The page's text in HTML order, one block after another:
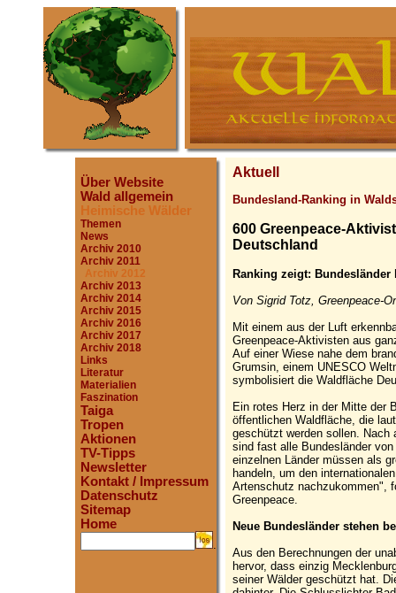
Über Website
Wald allgemein
Heimische Wälder
Themen
News
Archiv 2010
Archiv 2011
Archiv 2012
Archiv 2013
Archiv 2014
Archiv 2015
Archiv 2016
Archiv 2017
Archiv 2018
Links
Literatur
Materialien
Faszination
Taiga
Tropen
Aktionen
TV-Tipps
Newsletter
Kontakt / Impressum
Datenschutz
Sitemap
Home
.
Aktuell
Bundesland-Ranking in
600 Greenpeace-
Deutschland
Ranking zeigt: Bundesländer
Von Sigrid Totz, Greenpeace-
Mit einem aus der Luft
Greenpeace-Aktivisten aus
Auf einer Wiese nahe dem
Grumsin, einem UNESCO
symbolisiert die Waldfläche
Ein rotes Herz in der Mitte der
öffentlichen Waldfläche, die
geschützt werden sollen. Nach
sind fast alle Bundesländer
einzelnen Länder müssen als
handeln, um den
Artenschutz nachzukommen",
Greenpeace.
Neue Bundesländer stehen
Aus den Berechnungen der
hervor, dass einzig
seiner Wälder geschützt hat.